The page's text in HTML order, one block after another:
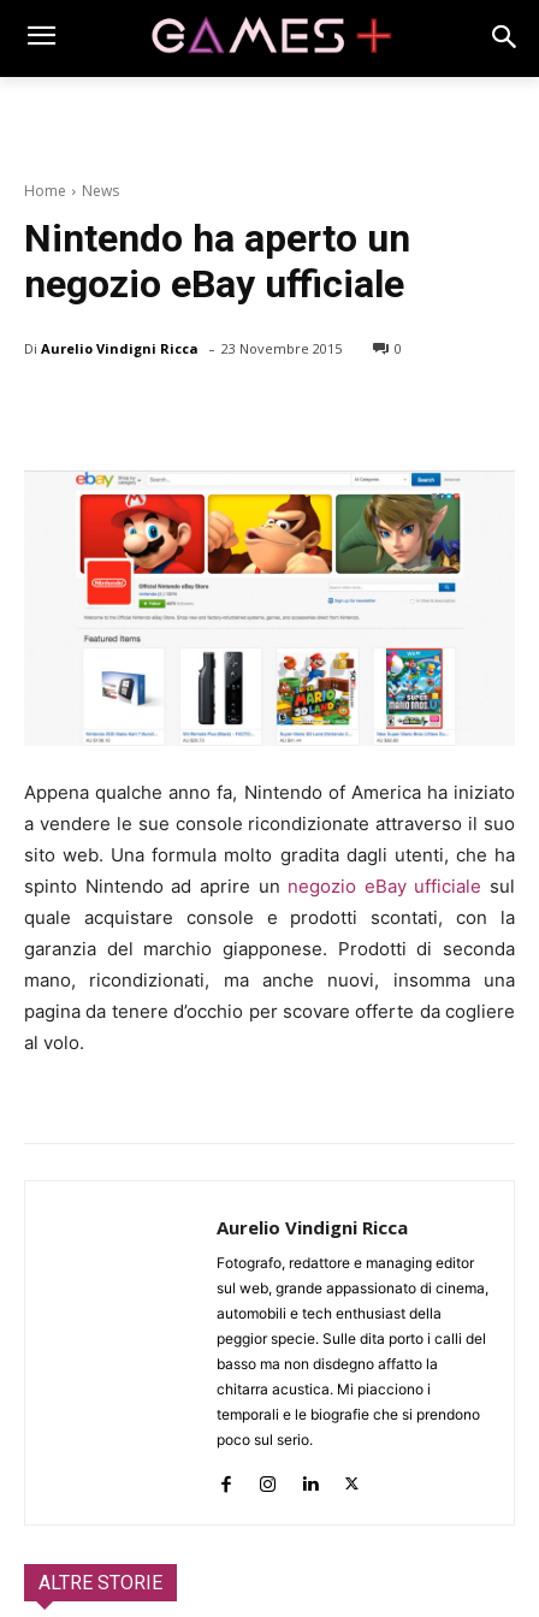
Home News
Nintendo ha aperto un
negozio eBay ufficiale
Di Aurelio Vindigni Ricca - 23 Novembre 2015 0
Appena qualche anno fa, Nintendo of America ha iniziato
a vendere le sue console ricondizionate attraverso il suo
sito web. Una formula molto gradita dagli utenti, che ha
spinto Nintendo ad aprire un negozio eBay ufficiale sul
quale acquistare console e prodotti scontati, con la
garanzia del marchio giapponese. Prodotti di seconda
mano, ricondizionati, ma anche nuovi, insomma una
pagina da tenere d’occhio per scovare offerte da cogliere
al volo.
Aurelio Vindigni Ricca
Fotografo, redattore e managing editor
sul web, grande appassionato di cinema,
automobili e tech enthusiast della
peggior specie. Sulle dita porto i calli del
basso ma non disdegno affatto la
chitarra acustica. Mi piacciono i
temporali e le biografie che si prendono
poco sul serio.
ALTRE STORIE